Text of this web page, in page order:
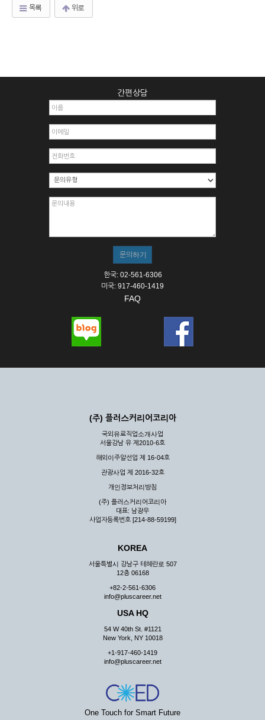
목록 위로
간편상담
한국: 02-561-6306
미국: 917-460-1419
FAQ
(주) 플러스커리어코리아
국외유료직업소개사업
서울강남 유 제2010-6호
해외이주알선업 제 16-04호
관광사업 제 2016-32호
개인정보처리방침
(주) 플러스커리어코리아
대표: 남광우
사업자등록번호 [214-88-59199]
KOREA
서울특별시 강남구 테헤란로 507
12층 06168
+82-2-561-6306
info@pluscareer.net
USA HQ
54 W 40th St. #1121
New York, NY 10018
+1-917-460-1419
info@pluscareer.net
One Touch for Smart Future